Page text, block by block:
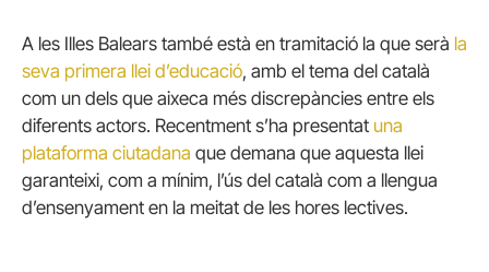
A les Illes Balears també està en tramitació la que serà la
seva primera llei d’educació, amb el tema del català
com un dels que aixeca més discrepàncies entre els
diferents actors. Recentment s’ha presentat una
plataforma ciutadana que demana que aquesta llei
garanteixi, com a mínim, l’ús del català com a llengua
d’ensenyament en la meitat de les hores lectives.